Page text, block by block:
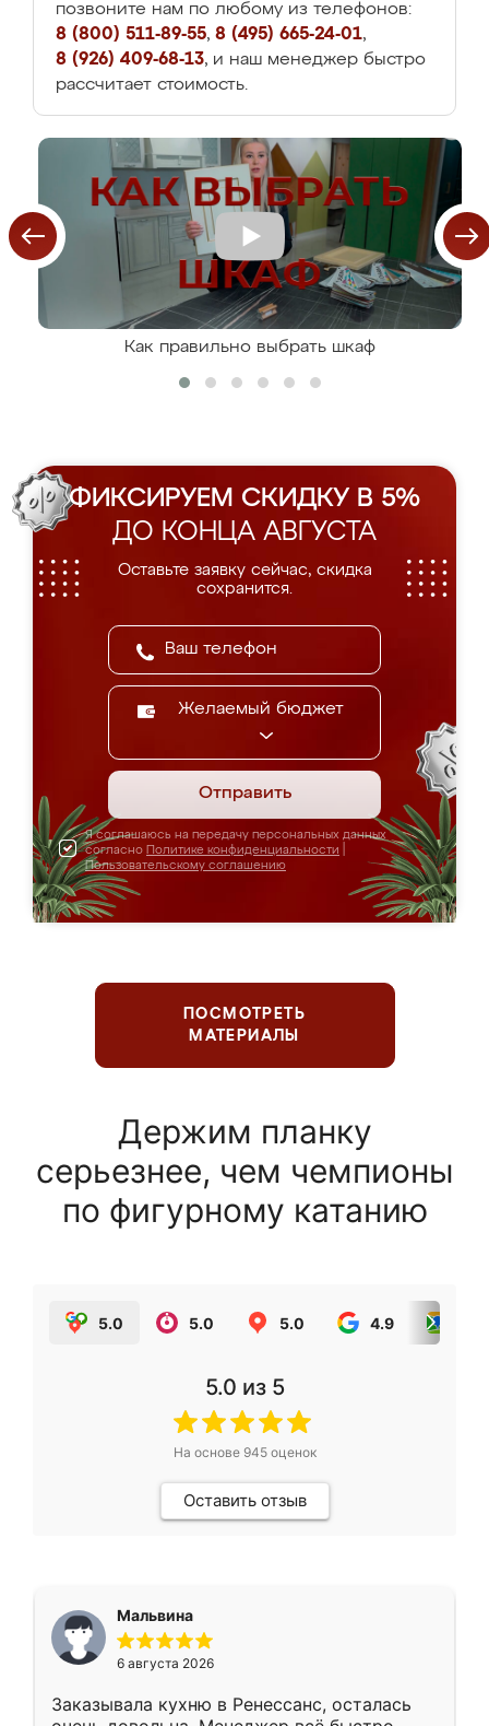
позвоните нам по любому из телефонов:
8 (800) 511-89-55, 8 (495) 665-24-01,
8 (926) 409-68-13, и наш менеджер быстро
рассчитает стоимость.
Как правильно выбрать шкаф
ФИКСИРУЕМ СКИДКУ В 5%
ДО КОНЦА АВГУСТА
Оставьте заявку сейчас, скидка
сохранится.
Желаемый бюджет
Отправить
Я соглашаюсь на передачу персональных данных
согласно Политике конфиденциальности
Пользовательскому соглашению
ПОСМОТРЕТЬ
МАТЕРИАЛЫ
Держим планку
серьезнее, чем чемпионы
по фигурному катанию
5.0 5.0 5.0 4.9
5.0 из 5
На основе 945оценок
Оставить отзыв
Мальвина
6 августа 2026
Заказывала кухню в Ренессанс, осталась